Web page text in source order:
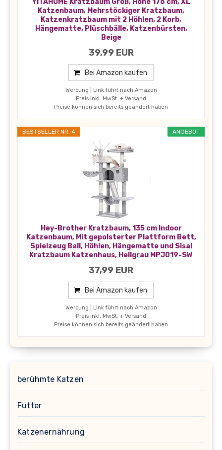
YITAHOME Kratzbaum Groß, Höhe 176 cm, XL
Katzenbaum, Mehrstöckiger Kratzbaum,
Katzenkratzbaum mit 2 Höhlen, 2 Korb,
Hängematte, Plüschbälle, Katzenbürsten,
Beige
39,99 EUR
Bei Amazon kaufen
Werbung | Link führt nach Amazon
Preis inkl. MwSt. + Versand
Preise können sich bereits geändert haben
ANGEBOT
BESTSELLER NR. 4
Hey-Brother Kratzbaum, 135 cm Indoor
Katzenbaum, Mit gepolsterter Plattform Bett,
Spielzeug Ball, Höhlen, Hängematte und Sisal
Kratzbaum Katzenhaus, Hellgrau MPJ019-SW
37,99 EUR
Bei Amazon kaufen
Werbung | Link führt nach Amazon
Preis inkl. MwSt. + Versand
Preise können sich bereits geändert haben
berühmte Katzen
Futter
Katzenernährung